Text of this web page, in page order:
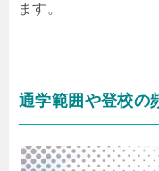
ます。
通学範囲や登校の